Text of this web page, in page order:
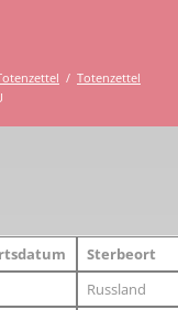
Totenzettel
Sterbeort
Russland